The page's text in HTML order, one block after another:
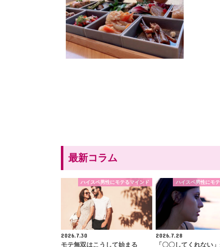
最新コラム
ハイスペ男性にモテるマインド
2026.7.30
モテ無双はこうして始まる
ハイスペ男性にモ
2026.7.28
「〇〇してくれない